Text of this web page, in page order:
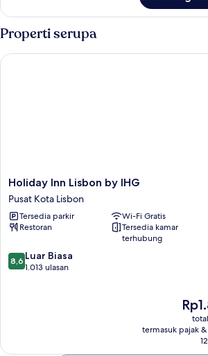
pemandangan
kota
Kamar,
Tempat
Queen,
Properti serupa
Holiday
Inn
Lisbon
by
IHG
Kota
Lisbon
Holiday Inn Lisbon by IHG
Pusat Kota Lisbon
Tersedia parkir
Wi-Fi Gratis
Restoran
Tersedia kamar
terhubung
8.6
dari
8,6 Luar Biasa
1.013 ulasan
Harga
termasuk pajak
Holiday Inn Lisbon by IHG